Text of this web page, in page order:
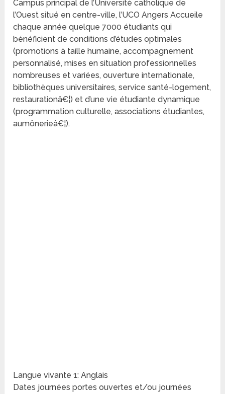
Campus principal de l’Université catholique de
l’Ouest situé en centre-ville, l’UCO Angers Accueile
chaque année quelque 7000 étudiants qui
bénéficient de conditions d’études optimales
(promotions à taille humaine, accompagnement
personnalisé, mises en situation professionnelles
nombreuses et variées, ouverture internationale,
bibliothèques universitaires, service santé-logement,
restaurationâ€¦) et d’une vie étudiante dynamique
(programmation culturelle, associations étudiantes,
aumônerieâ€¦).
Langue vivante 1: Anglais
Dates journées portes ouvertes et/ou journées